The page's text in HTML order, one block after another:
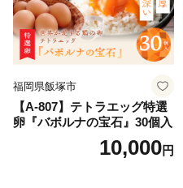
福岡県飯塚市
【A-807】テトラエッグ特選
卵『バボルナの宝石』30個入
10,000円